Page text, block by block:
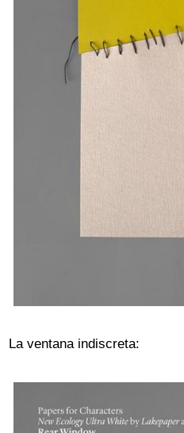
La ventana indiscreta: